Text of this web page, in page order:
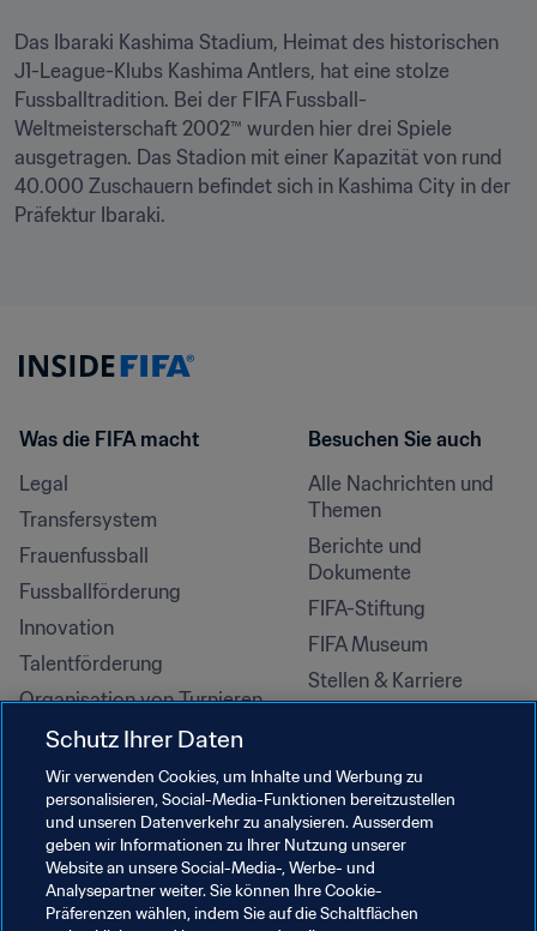
Das Ibaraki Kashima Stadium, Heimat des historischen
J1-League-Klubs Kashima Antlers, hat eine stolze
Fussballtradition. Bei der FIFA Fussball-
Weltmeisterschaft 2002™ wurden hier drei Spiele
ausgetragen. Das Stadion mit einer Kapazität von rund
40.000 Zuschauern befindet sich in Kashima City in der
Präfektur Ibaraki.
Was die FIFA macht
Legal
Transfersystem
Frauenfussball
Fussballförderung
Innovation
Talentförderung
Organisation von Turnieren
Nachhaltigkeit
Menschenrechte und
Antidiskriminierung
Gesundheit und Medizin
Bildungsinitiativen
Besuchen Sie auch
Alle Nachrichten und
Themen
Berichte und
Dokumente
FIFA-Stiftung
FIFA Museum
Stellen & Karriere
Schutz Ihrer Daten
Wir verwenden Cookies, um Inhalte und Werbung zu
personalisieren, Social-Media-Funktionen bereitzustellen
und unseren Datenverkehr zu analysieren. Ausserdem
geben wir Informationen zu Ihrer Nutzung unserer
Website an unsere Social-Media-, Werbe- und
Analysepartner weiter. Sie können Ihre Cookie-
Präferenzen wählen, indem Sie auf die Schaltflächen